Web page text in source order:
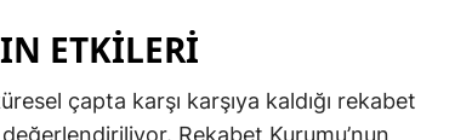
ETKILERI
çapta karşı karşıya kaldığı rekabet
değerlendiriliyor. Rekabet Kurumu’nun